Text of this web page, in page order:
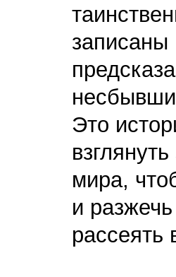
записаны
Это
мира,
и
рассеять